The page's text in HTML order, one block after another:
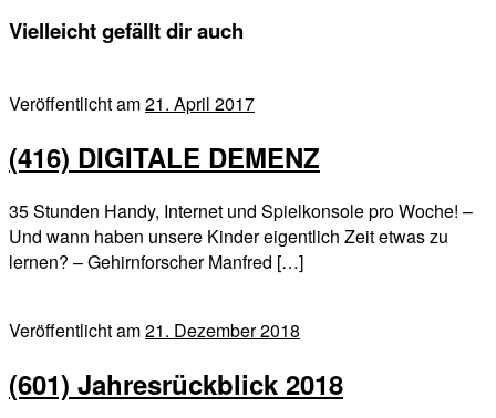
Vielleicht gefällt dir auch
Veröffentlicht am21. April 2017
(416) DIGITALE DEMENZ
35 Stunden Handy, Internet und Spielkonsole pro Woche! –
Und wann haben unsere Kinder eigentlich Zeit etwas zu
lernen? – Gehirnforscher Manfred […]
Veröffentlicht am21. Dezember 2018
(601) Jahresrückblick 2018